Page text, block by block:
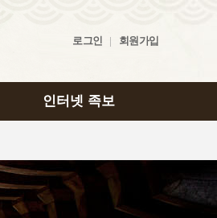
로그인 | 회원가입
인터넷 족보